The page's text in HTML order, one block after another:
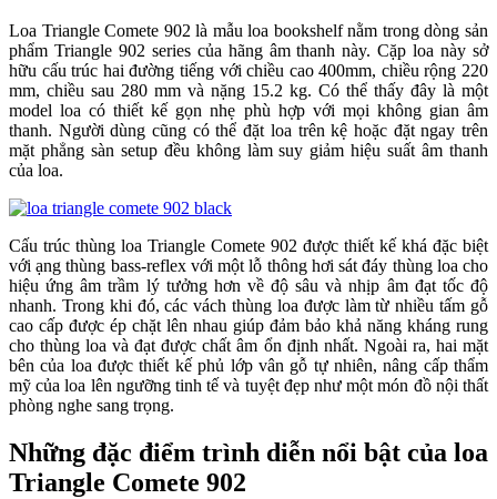
Loa Triangle Comete 902 là mẫu loa bookshelf nằm trong dòng sản
phẩm Triangle 902 series của hãng âm thanh này. Cặp loa này sở
hữu cấu trúc hai đường tiếng với chiều cao 400mm, chiều rộng 220
mm, chiều sau 280 mm và nặng 15.2 kg. Có thể thấy đây là một
model loa có thiết kế gọn nhẹ phù hợp với mọi không gian âm
thanh. Người dùng cũng có thể đặt loa trên kệ hoặc đặt ngay trên
mặt phẳng sàn setup đều không làm suy giảm hiệu suất âm thanh
của loa.
Cấu trúc thùng loa Triangle Comete 902 được thiết kế khá đặc biệt
với ạng thùng bass-reflex với một lỗ thông hơi sát đáy thùng loa cho
hiệu ứng âm trầm lý tưởng hơn về độ sâu và nhịp âm đạt tốc độ
nhanh. Trong khi đó, các vách thùng loa được làm từ nhiều tấm gỗ
cao cấp được ép chặt lên nhau giúp đảm bảo khả năng kháng rung
cho thùng loa và đạt được chất âm ổn định nhất. Ngoài ra, hai mặt
bên của loa được thiết kế phủ lớp vân gỗ tự nhiên, nâng cấp thẩm
mỹ của loa lên ngưỡng tinh tế và tuyệt đẹp như một món đồ nội thất
phòng nghe sang trọng.
Những đặc điểm trình diễn nổi bật của loa
Triangle Comete 902